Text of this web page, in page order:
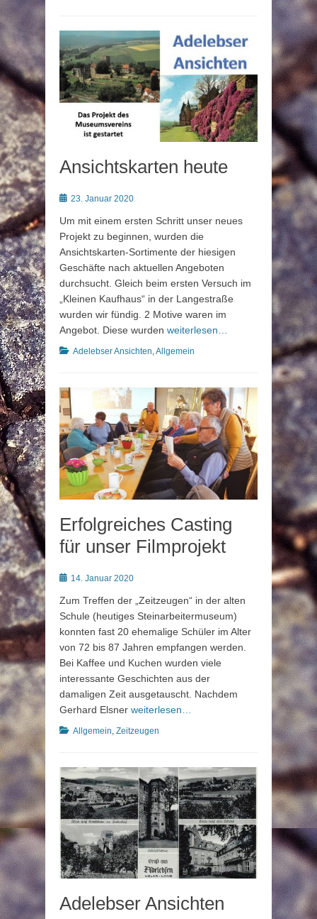
Ansichtskarten heute
Posted
23. Januar 2020
Um mit einem ersten Schritt unser neues
Projekt zu beginnen, wurden die
Ansichtskarten-Sortimente der hiesigen
Geschäfte nach aktuellen Angeboten
durchsucht. Gleich beim ersten Versuch im
„Kleinen Kaufhaus“ in der Langestraße
wurden wir fündig. 2 Motive waren im
Angebot. Diese wurden weiterlesen…
Kategorien
Adelebser Ansichten,Allgemein
Erfolgreiches Casting
für unser Filmprojekt
Posted14. Januar 2020
Zum Treffen der „Zeitzeugen“ in der alten
Schule (heutiges Steinarbeitermuseum)
konnten fast 20 ehemalige Schüler im Alter
von 72 bis 87 Jahren empfangen werden.
Bei Kaffee und Kuchen wurden viele
interessante Geschichten aus der
damaligen Zeit ausgetauscht. Nachdem
Gerhard Elsner weiterlesen…
Kategorien
Allgemein, Zeitzeugen
Adelebser Ansichten